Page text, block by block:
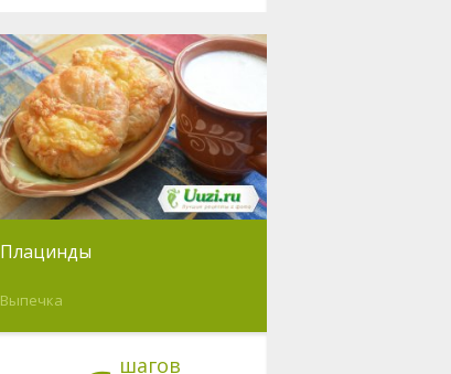
Плацинды
Выпечка
шагов